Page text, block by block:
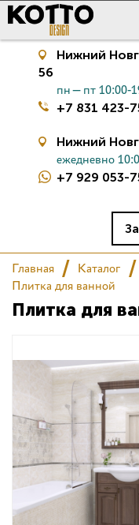
Керамическая плитка
Салон
Сертификаты
Комплекс услуг
Контакты
Нижний
56
пн—пт 10:00-
+7 831 423-
Нижний
ежедневно
+7 929 053-
Главная Каталог
Плитка для ванной
Плитка для